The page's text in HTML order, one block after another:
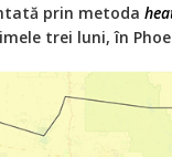
prin metoda
trei luni, în